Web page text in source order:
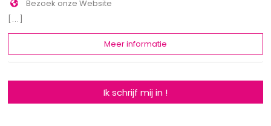
Bezoek onze Website
[...]
Meer informatie
Ik schrijf mij in !